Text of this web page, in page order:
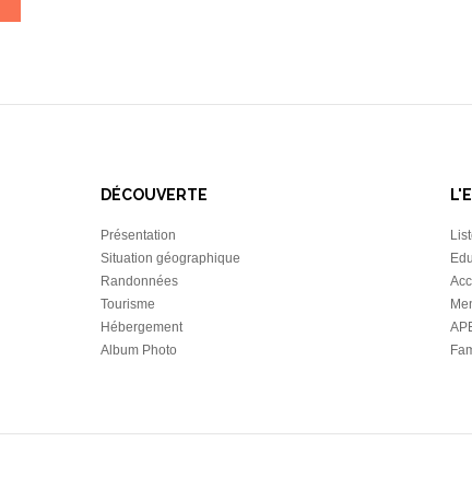
DÉCOUVERTE
Présentation
Situation géographique
Randonnées
Tourisme
Hébergement
Album Photo